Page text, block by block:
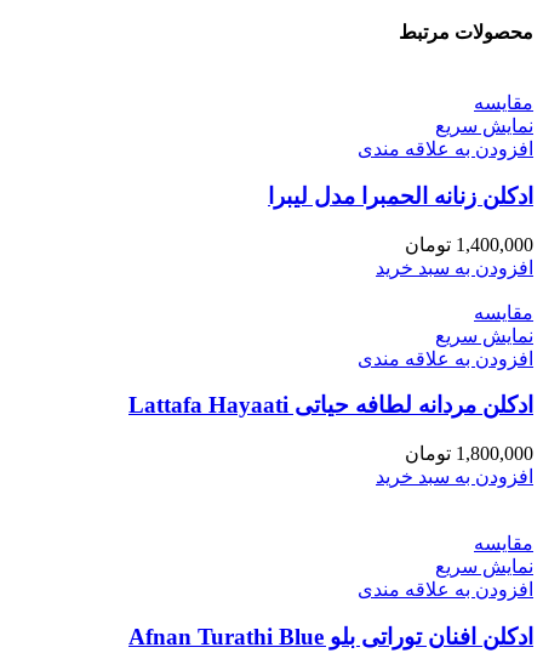
محصولات مرتبط
مقايسه
نمایش سریع
افزودن به علاقه مندی
ادکلن زنانه الحمبرا مدل لیبرا
1,400,000 تومان
افزودن به سبد خرید
مقايسه
نمایش سریع
افزودن به علاقه مندی
ادکلن مردانه لطافه حیاتی Lattafa Hayaati
1,800,000 تومان
افزودن به سبد خرید
مقايسه
نمایش سریع
افزودن به علاقه مندی
ادکلن افنان توراتی بلو Afnan Turathi Blue